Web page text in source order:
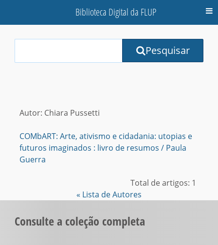
Biblioteca Digital da FLUP
Terms:
Pesquisar
Autor: Chiara Pussetti
COMbART: Arte, ativismo e cidadania: utopias e
futuros imaginados : livro de resumos / Paula
Guerra
Total de artigos: 1
« Lista de Autores
Consulte a coleção completa